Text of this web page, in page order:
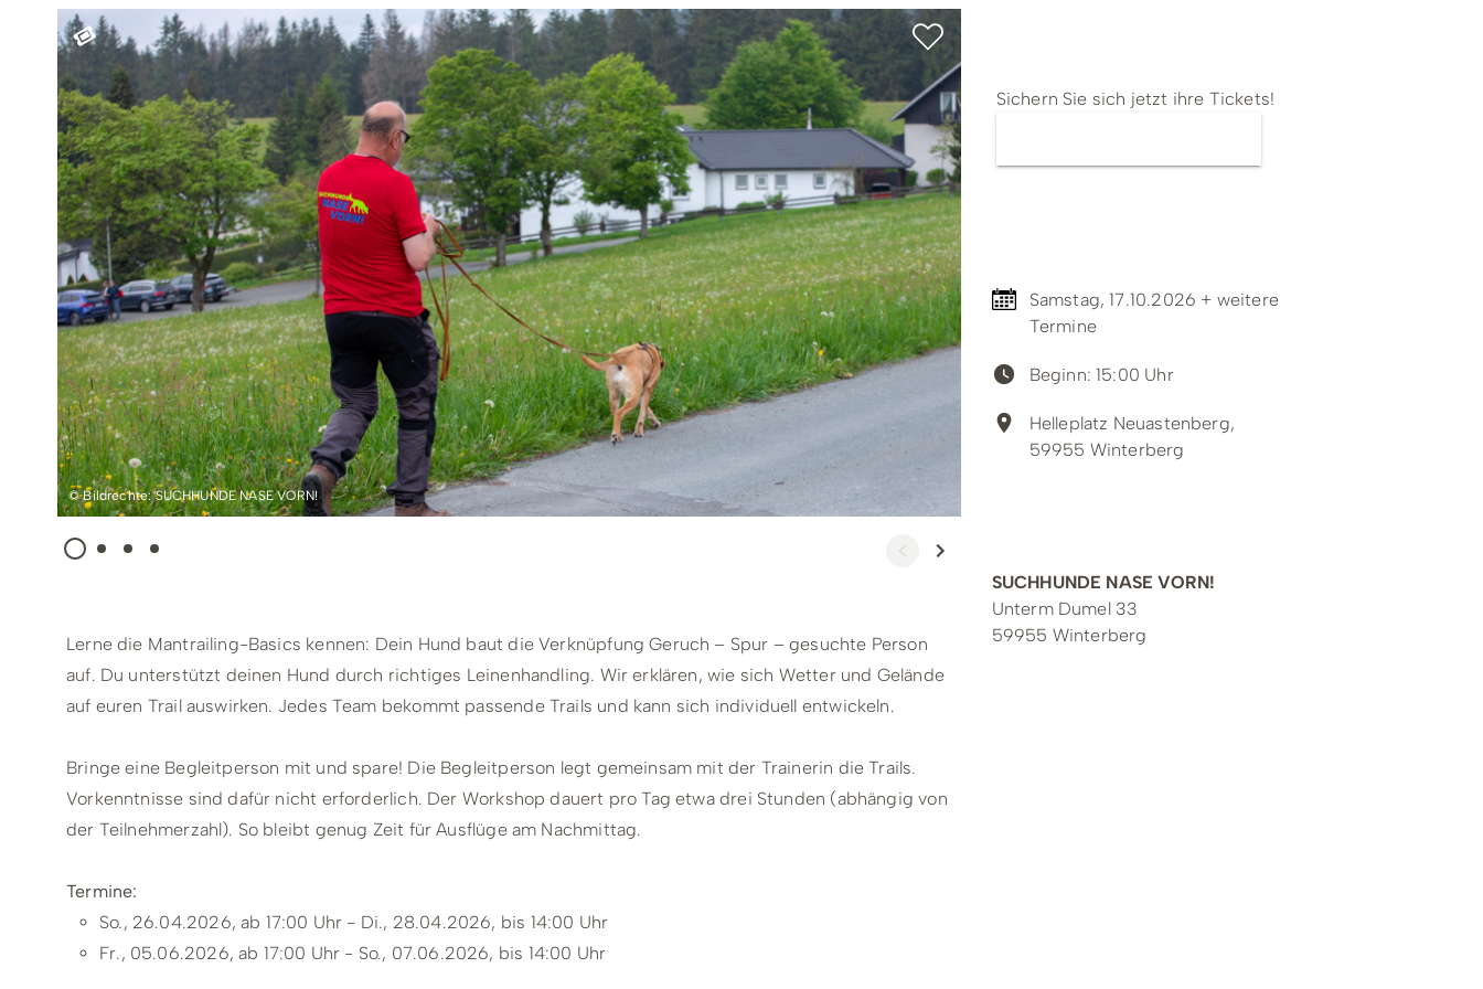
Tourenportal
Naturschutz & Nachhaltigkeit
Kultur & Tradition
Workation & Co-Working
Erlebnisgutschein
Onlineshop
Sauerland SommerCard Baumpflanzaktion Unterkünfte & Angebote
© Bildrechte: SUCHHUNDE NASE VORN!
Lerne die Mantrailing-Basics kennen: Dein Hund baut die Verknüpfung Geruch – Spur – gesuchte Person
auf. Du unterstützt deinen Hund durch richtiges Leinenhandling. Wir erklären, wie sich Wetter und Gelände
auf euren Trail auswirken. Jedes Team bekommt passende Trails und kann sich individuell entwickeln.
Bringe eine Begleitperson mit und spare! Die Begleitperson legt gemeinsam mit der Trainerin die Trails.
Vorkenntnisse sind dafür nicht erforderlich. Der Workshop dauert pro Tag etwa drei Stunden (abhängig von
der Teilnehmerzahl). So bleibt genug Zeit für Ausflüge am Nachmittag.
Termine:
So., 26.04.2026, ab 17:00 Uhr - Di., 28.04.2026, bis 14:00 Uhr
Fr., 05.06.2026, ab 17:00 Uhr - So., 07.06.2026, bis 14:00 Uhr
Sichern Sie sich jetzt ihre Tickets!
Samstag, 17.10.2026 + weitere
Termine
Beginn: 15:00 Uhr
Helleplatz Neuastenberg,
59955 Winterberg
SUCHHUNDE NASE VORN!
Unterm Dumel 33
59955 Winterberg